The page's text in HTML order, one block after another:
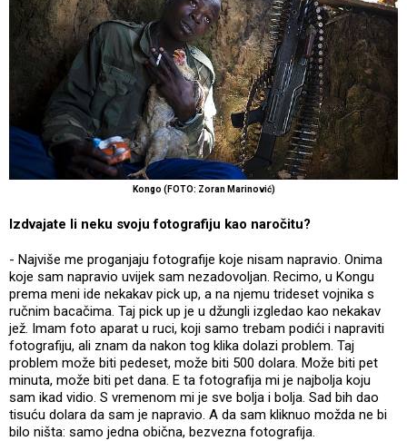
Kongo (FOTO: Zoran Marinović)
Izdvajate li neku svoju fotografiju kao naročitu?
- Najviše me proganjaju fotografije koje nisam napravio. Onima
koje sam napravio uvijek sam nezadovoljan. Recimo, u Kongu
prema meni ide nekakav pick up, a na njemu trideset vojnika s
ručnim bacačima. Taj pick up je u džungli izgledao kao nekakav
jež. Imam foto aparat u ruci, koji samo trebam podići i napraviti
fotografiju, ali znam da nakon tog klika dolazi problem. Taj
problem može biti pedeset, može biti 500 dolara. Može biti pet
minuta, može biti pet dana. E ta fotografija mi je najbolja koju
sam ikad vidio. S vremenom mi je sve bolja i bolja. Sad bih dao
tisuću dolara da sam je napravio. A da sam kliknuo možda ne bi
bilo ništa: samo jedna obična, bezvezna fotografija.